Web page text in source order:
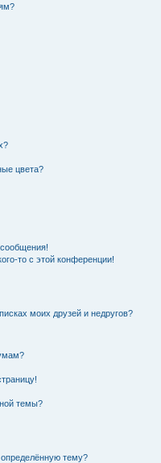
цвета?
то с этой конференции!
моих друзей и недругов?
темы?
определённую тему?